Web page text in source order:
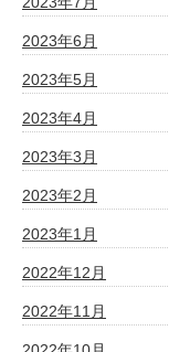
2023年6月
2023年5月
2023年4月
2023年3月
2023年2月
2023年1月
2022年12月
2022年11月